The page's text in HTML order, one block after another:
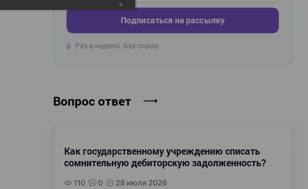
Подписаться на рассылку
🔒 Раз в неделю. Без спама.
Вопрос ответ
Как государственному учреждению списать
сомнительную дебиторскую задолженность?
110 0 28 июля 2026